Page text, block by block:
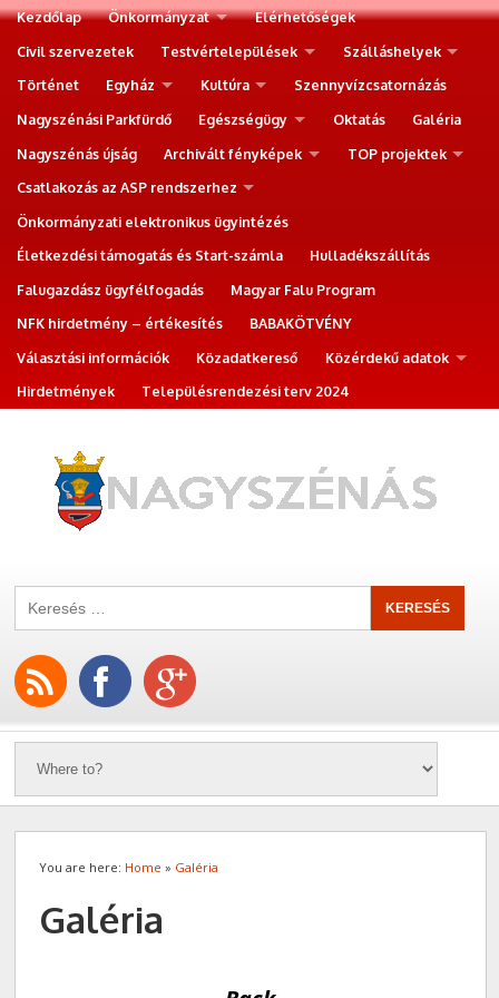
Kezdőlap Önkormányzat
Elérhetőségek
Civil szervezetek
Testvértelepülések
Szálláshelyek
Történet
Egyház Kultúra
Szennyvízcsatornázás
Nagyszénási Parkfürdő
Egészségügy Oktatás
Galéria
Nagyszénás újság
Archivált fényképek
TOP projektek
Csatlakozás az ASP rendszerhez
Önkormányzati elektronikus ügyintézés
Életkezdési támogatás és Start-számla
Hulladékszállítás
Falugazdász ügyfélfogadás
Magyar Falu Program
NFK hirdetmény – értékesítés
BABAKÖTVÉNY
Választási információk
Közadatkereső
Közérdekű adatok
Hirdetmények
Településrendezési terv 2024
You are here: Home » Galéria
Galéria